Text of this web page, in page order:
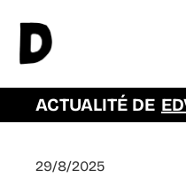
ACTUALITÉ DE
29/8/2025